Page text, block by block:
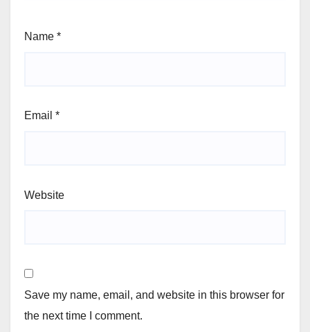
Name *
Email *
Website
Save my name, email, and website in this browser for
the next time I comment.